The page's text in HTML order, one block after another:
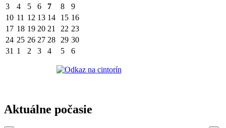
3
4 5 6 7 8
9
10 11 12 13 14 15 16
17 18 19 20 21 22 23
24 25 26 27 28 29 30
31 1 2 3 4 5 6
Aktuálne počasie